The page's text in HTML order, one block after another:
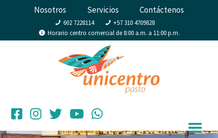
Nosotros Servicios Contáctenos
602 7228114
+57 310 4709828
Horario centro comercial de 8:00 a.m. a 11:00 p.m.